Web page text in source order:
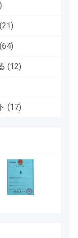
(21)
(64)
(12)
(17)